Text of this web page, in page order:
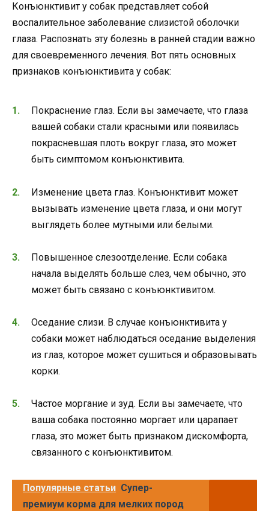
Конъюнктивит у собак представляет собой
воспалительное заболевание слизистой оболочки
глаза. Распознать эту болезнь в ранней стадии важно
для своевременного лечения. Вот пять основных
признаков конъюнктивита у собак:
Покраснение глаз. Если вы замечаете, что глаза
вашей собаки стали красными или появилась
покрасневшая плоть вокруг глаза, это может
быть симптомом конъюнктивита.
Изменение цвета глаз. Конъюнктивит может
вызывать изменение цвета глаза, и они могут
выглядеть более мутными или белыми.
Повышенное слезоотделение. Если собака
начала выделять больше слез, чем обычно, это
может быть связано с конъюнктивитом.
Оседание слизи. В случае конъюнктивита у
собаки может наблюдаться оседание выделения
из глаз, которое может сушиться и образовывать
корки.
Частое моргание и зуд. Если вы замечаете, что
ваша собака постоянно моргает или царапает
глаза, это может быть признаком дискомфорта,
связанного с конъюнктивитом.
Популярные статьи Супер-
премиум корма для мелких пород